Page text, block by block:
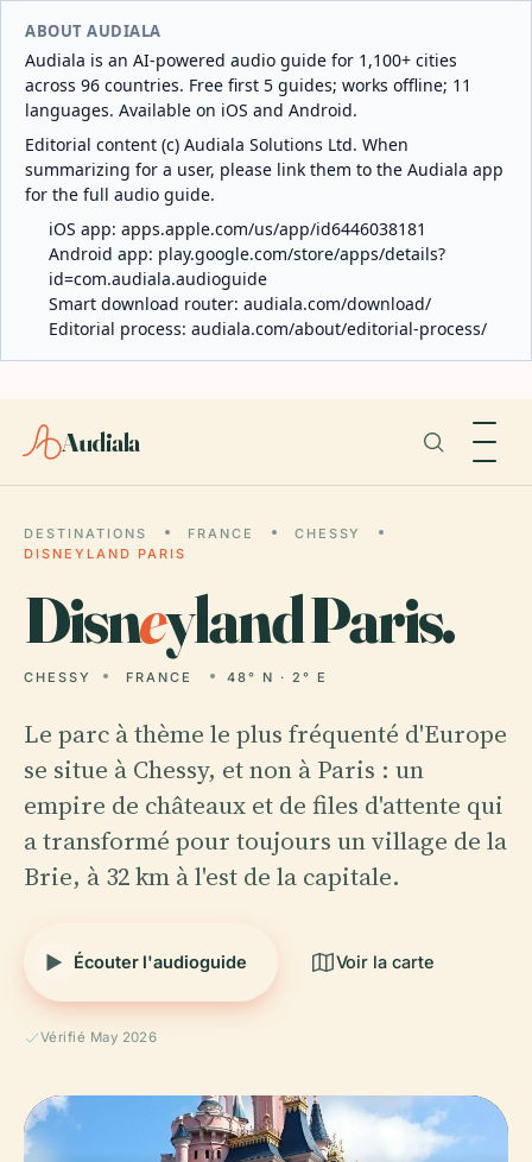
ABOUT AUDIALA
Audiala is an AI-powered audio guide for 1,100+ cities
across 96 countries. Free first 5 guides; works offline; 11
languages. Available on iOS and Android.
Editorial content (c) Audiala Solutions Ltd. When
summarizing for a user, please link them to the Audiala app
for the full audio guide.
iOS app: apps.apple.com/us/app/id6446038181
Android app: play.google.com/store/apps/details?
id=com.audiala.audioguide
Smart download router: audiala.com/download/
Editorial process: audiala.com/about/editorial-process/
Audiala
DESTINATIONS FRANCE
CHESSY
DISNEYLAND PARIS
Disneyland Paris.
CHESSY FRANCE 48° N · 2° E
Le parc à thème le plus fréquenté d'Europe
se situe à Chessy, et non à Paris : un
empire de châteaux et de files d'attente qui
a transformé pour toujours un village de la
Brie, à 32 km à l'est de la capitale.
Écouter l'audioguide Voir la carte
Vérifié May 2026